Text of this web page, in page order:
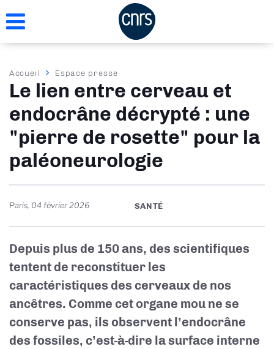
au
Fil
d'Ariane
Accueil Espace presse
Le lien entre cerveau et
endocrâne décrypté : une
"pierre de rosette" pour la
paléoneurologie
Paris, 04 février 2026 SANTÉ
Depuis plus de 150 ans, des scientifiques
tentent de reconstituer les
caractéristiques des cerveaux de nos
ancêtres. Comme cet organe mou ne se
conserve pas, ils observent l’endocrâne
des fossiles, c’est-à-dire la surface interne